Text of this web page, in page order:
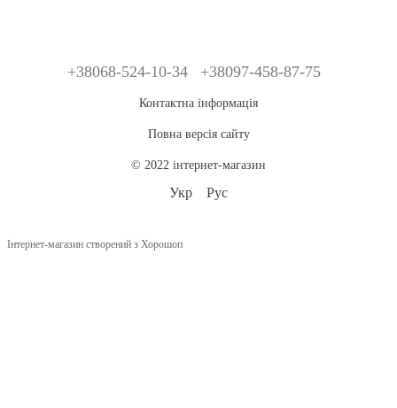
+38068-524-10-34 +38097-458-87-75
Контактна інформація
Повна версія сайту
© 2022 інтернет-магазин
Укр Рус
Інтернет-магазин створений з Хорошоп